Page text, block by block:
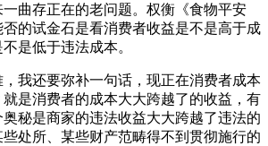
存正在的老问题。权衡《食物平安
的试金石是看消费者收益是不是高于成
是低于违法成本。
还要弥补一句话，现正在消费者成本
是消费者的成本大大跨越了的收益，有
秘是商家的违法收益大大跨越了违法的
处所、某些财产范畴得不到贯彻施行的